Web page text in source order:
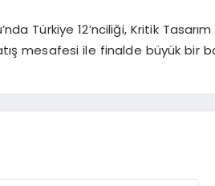
Türkiye 12’nciliği, Kritik
mesafesi ile finalde büyük bir